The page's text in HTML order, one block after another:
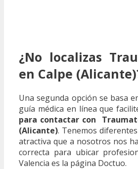
¿No localizas
en Calpe
Una segunda opción se basa
guía médica en línea que
para contactar con
(Alicante). Tenemos
atractiva que a nosotros nos
correcta para ubicar
Valencia es la página Doctuo.